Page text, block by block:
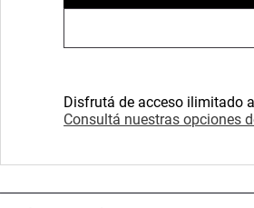
Disfrutá de acceso ilimitado
Consultá nuestras opciones